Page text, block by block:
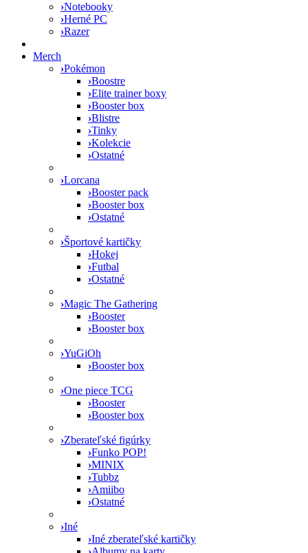
›Notebooky
›Herné PC
›Razer
Merch
›Pokémon
›Boostre
›Elite trainer boxy
›Booster box
›Blistre
›Tinky
›Kolekcie
›Ostatné
›Lorcana
›Booster pack
›Booster box
›Ostatné
›Športové kartičky
›Hokej
›Futbal
›Ostatné
›Magic The Gathering
›Booster
›Booster box
›YuGiOh
›Booster box
›One piece TCG
›Booster
›Booster box
›Zberateľské figúrky
›Funko POP!
›MINIX
›Tubbz
›Amiibo
›Ostatné
›Iné
›Iné zberateľské kartičky